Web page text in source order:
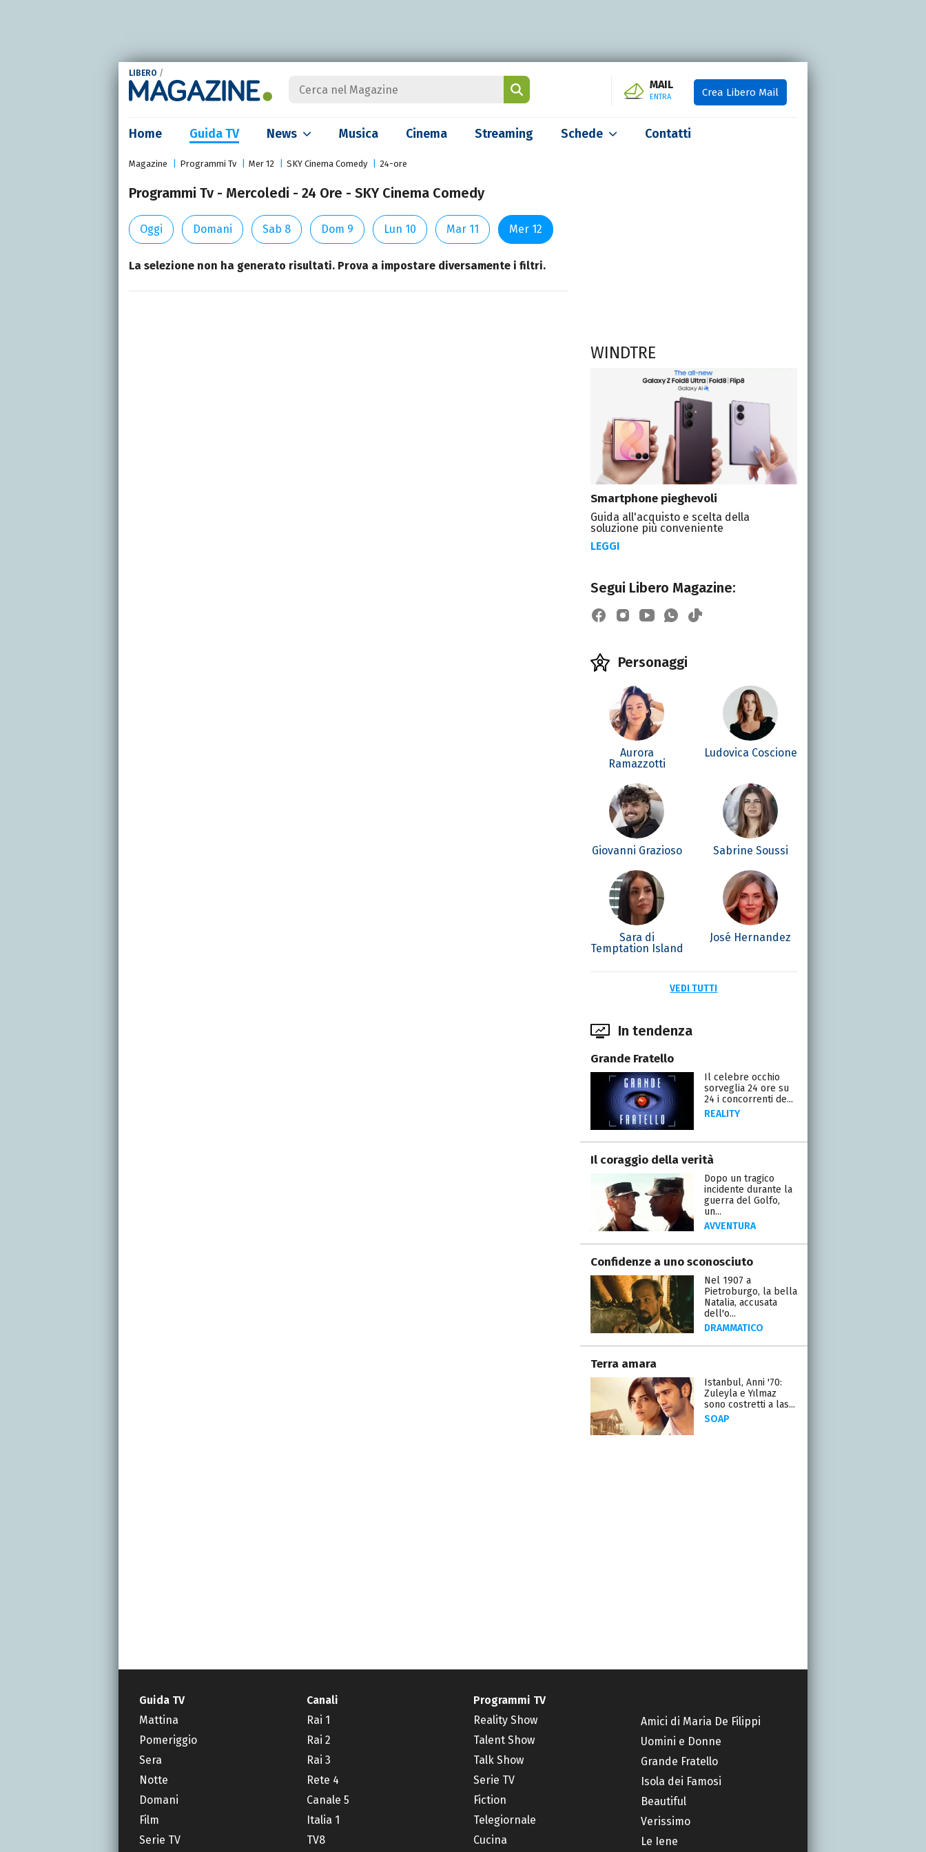
LIBERO /
MAIL
ENTRA Crea Libero Mail
Home Guida TV News Musica Cinema Streaming Schede Contatti
Magazine Programmi Tv Mer 12 SKY Cinema Comedy 24-ore
Programmi Tv - Mercoledi - 24 Ore - SKY Cinema Comedy
Oggi Domani Sab 8 Dom 9 Lun 10 Mar 11 Mer 12
La selezione non ha generato risultati. Prova a impostare diversamente i filtri.
WINDTRE
Smartphone pieghevoli
Guida all'acquisto e scelta della
soluzione più conveniente
LEGGI
Segui Libero Magazine:
Personaggi
Aurora
Ramazzotti
Ludovica Coscione
Giovanni Grazioso Sabrine Soussi
Sara di
Temptation Island
José Hernandez
VEDI TUTTI
In tendenza
Grande Fratello
Il celebre occhio
sorveglia 24 ore su
24 i concorrenti de...
REALITY
Il coraggio della verità
Dopo un tragico
incidente durante la
guerra del Golfo,
un...
AVVENTURA
Confidenze a uno sconosciuto
Nel 1907 a
Pietroburgo, la bella
Natalia, accusata
dell'o...
DRAMMATICO
Terra amara
Istanbul, Anni '70:
Zuleyla e Yılmaz
sono costretti a las...
SOAP
Guida TV
Mattina
Pomeriggio
Sera
Notte
Domani
Film
Serie TV
Canali
Rai 1
Rai 2
Rai 3
Rete 4
Canale 5
Italia 1
TV8
Programmi TV
Reality Show
Talent Show
Talk Show
Serie TV
Fiction
Telegiornale
Cucina
Amici di Maria De Filippi
Uomini e Donne
Grande Fratello
Isola dei Famosi
Beautiful
Verissimo
Le Iene